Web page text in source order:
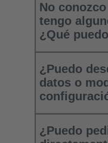
No
tengo
¿Qué
¿Puedo
datos o
¿Puedo